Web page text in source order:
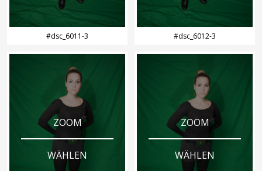
#dsc_6011-3 #dsc_6012-3
ZOOM
WÄHLEN
ZOOM
WÄHLEN